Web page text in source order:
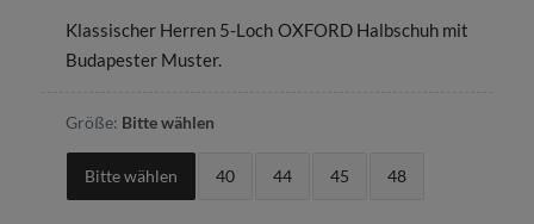
Klassischer Herren 5-Loch OXFORD Halbschuh mit
Budapester Muster.
Größe: Bitte wählen
Bitte wählen 40 44 45 48